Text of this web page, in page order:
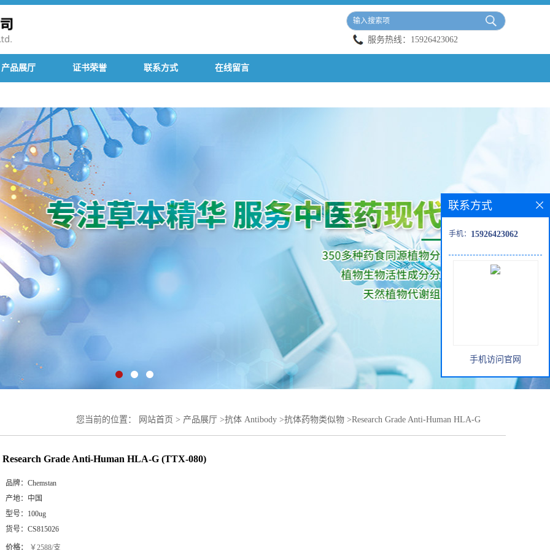
服务热线： 15926423062
产品展厅 证书荣誉 联系方式 在线留言
您当前的位置： 网站首页 > 产品展厅 >抗体 Antibody >抗体药物类似物 >Research Grade Anti-Human HLA-G
Research Grade Anti-Human HLA-G (TTX-080)
品牌： Chemstan
产地： 中国
型号： 100ug
货号： CS815026
价格： ￥2588/支
联系方式
手机： 15926423062
手机访问官网